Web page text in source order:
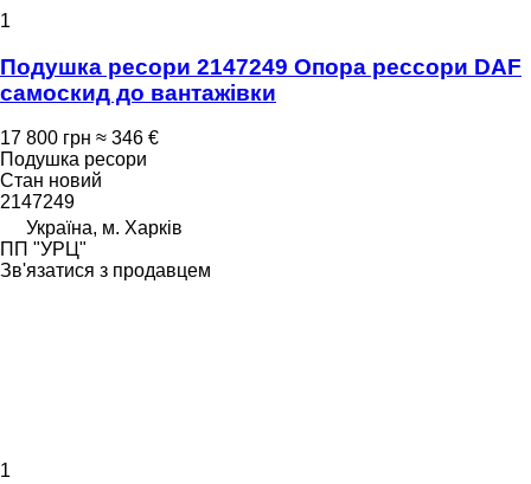
1
Подушка ресори 2147249 Опора рессори DAF
самоскид до вантажівки
17 800 грн ≈ 346 €
Подушка ресори
Стан новий
2147249
Україна, м. Харків
ПП "УРЦ"
Зв'язатися з продавцем
1